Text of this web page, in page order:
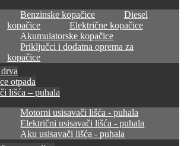
Benzinske kopačice
Diesel
kopačice
Električne kopačice
Akumulatorske kopačice
Priključci i dodatna oprema za
kopačice
otpada
lišća – puhala
Motorni usisavači lišća - puhala
Električni usisavači lišća - puhala
Aku usisavači lišća - puhala